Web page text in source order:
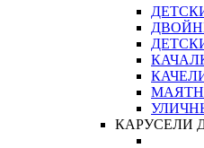
КАРУСЕЛИ